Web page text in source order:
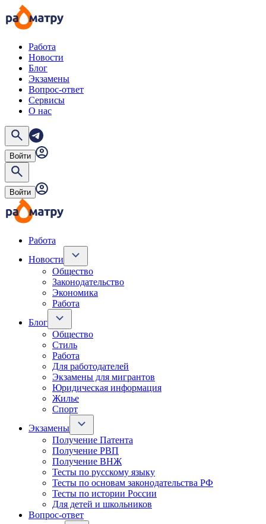
Работа
Новости
Блог
Экзамены
Вопрос-ответ
Сервисы
О нас
Войти
Войти
Работа
Новости
Общество
Законодательство
Экономика
Работа
Блог
Общество
Стиль
Работа
Для работодателей
Экзамены для мигрантов
Юридическая информация
Жилье
Спорт
Экзамены
Получение Патента
Получение РВП
Получение ВНЖ
Тесты по русскому языку
Тесты по основам законодательства РФ
Тесты по истории России
Для детей и школьников
Вопрос-ответ